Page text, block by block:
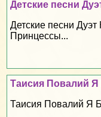
Детские песни
Детские песни Дуэт
Принцессы...
Таисия Повалий
Таисия Повалий Я